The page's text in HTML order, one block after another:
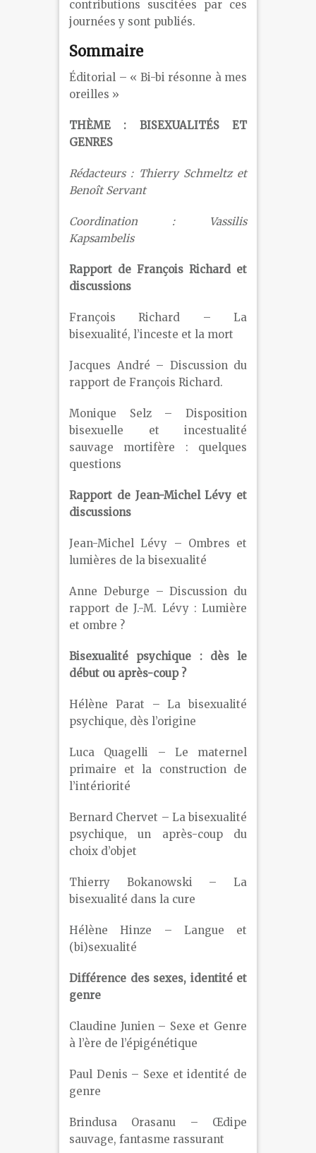
contributions suscitées par ces
journées y sont publiés.
Sommaire
Éditorial – « Bi-bi résonne à mes
oreilles »
THÈME : BISEXUALITÉS ET
GENRES
Rédacteurs : Thierry Schmeltz et
Benoît Servant
Coordination : Vassilis
Kapsambelis
Rapport de François Richard et
discussions
François Richard – La
bisexualité, l’inceste et la mort
Jacques André – Discussion du
rapport de François Richard.
Monique Selz – Disposition
bisexuelle et incestualité
sauvage mortifère : quelques
questions
Rapport de Jean-Michel Lévy et
discussions
Jean-Michel Lévy – Ombres et
lumières de la bisexualité
Anne Deburge – Discussion du
rapport de J.-M. Lévy : Lumière
et ombre ?
Bisexualité psychique : dès le
début ou après-coup ?
Hélène Parat – La bisexualité
psychique, dès l’origine
Luca Quagelli – Le maternel
primaire et la construction de
l’intériorité
Bernard Chervet – La bisexualité
psychique, un après-coup du
choix d’objet
Thierry Bokanowski – La
bisexualité dans la cure
Hélène Hinze – Langue et
(bi)sexualité
Différence des sexes, identité et
genre
Claudine Junien – Sexe et Genre
à l’ère de l’épigénétique
Paul Denis – Sexe et identité de
genre
Brindusa Orasanu – Œdipe
sauvage, fantasme rassurant